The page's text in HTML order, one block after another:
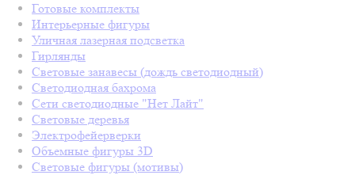
Готовые комплекты
Интерьерные фигуры
Уличная лазерная подсветка
Гирлянды
Световые занавесы (дождь светодиодный)
Светодиодная бахрома
Сети светодиодные "Нет Лайт"
Световые деревья
Электрофейерверки
Объемные фигуры 3D
Световые фигуры (мотивы)